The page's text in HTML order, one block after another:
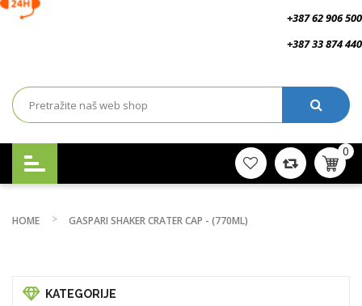
+387 62 906 500
+387 33 874 440
0
HOME GASPARI SHAKER CRATER CAP - (770ML)
KATEGORIJE